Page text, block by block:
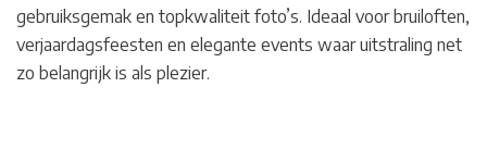
gebruiksgemak en topkwaliteit foto’s. Ideaal voor bruiloften,
verjaardagsfeesten en elegante events waar uitstraling net
zo belangrijk is als plezier.